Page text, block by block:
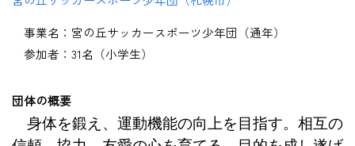
事業名：宮の丘サッカースポーツ少年団（通年）
参加者：31名（小学生）
団体の概要
身体を鍛え、運動機能の向上を目指す。相互の